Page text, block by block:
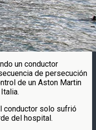
un conductor
de persecución
de un Aston Martin
conductor solo sufrió
del hospital.